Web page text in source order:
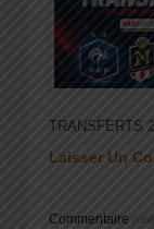
TRANSFERTS
Laisser Un
Commentaire